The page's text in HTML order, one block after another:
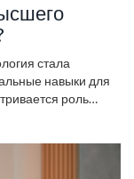
стала
навыки для
роль
инъекций в